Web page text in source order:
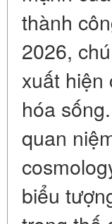
thành
2026,
xuất hiện
hóa
quan
biểu